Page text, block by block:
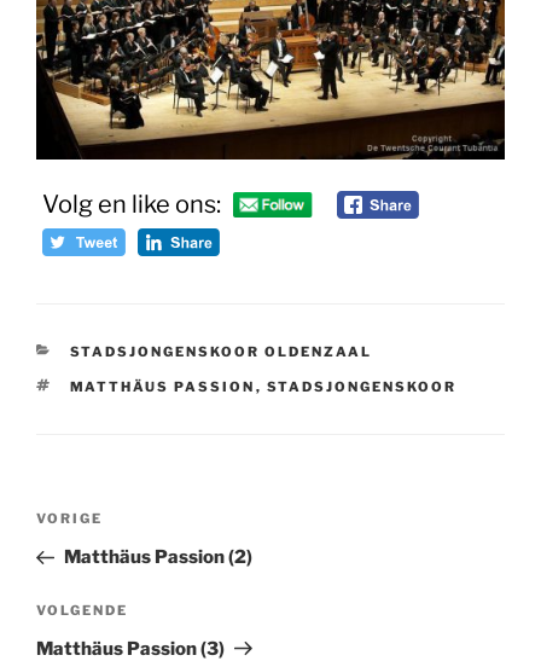
Volg en like ons:
CATEGORIEËN
STADSJONGENSKOOR OLDENZAAL
TAGS
MATTHÄUS PASSION , STADSJONGENSKOOR
Bericht
Vorig
bericht
VORIGE
Matthäus Passion (2)
Volgend
bericht
VOLGENDE
Matthäus Passion (3)